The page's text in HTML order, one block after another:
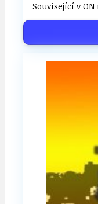
Související v ON